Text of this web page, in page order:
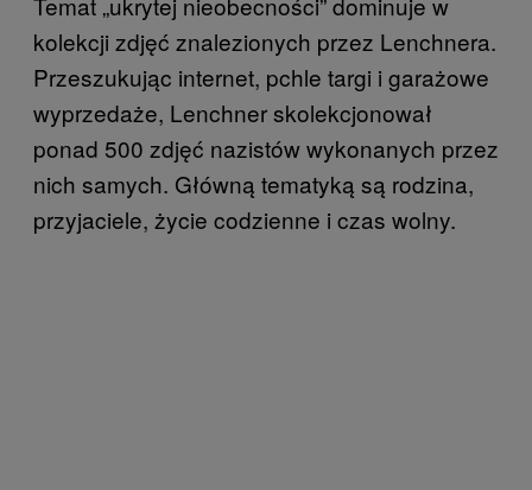
kolekcji zdjęć znalezionych przez Lenchnera.
Przeszukując internet, pchle targi i garażowe
wyprzedaże, Lenchner skolekcjonował
ponad 500 zdjęć nazistów wykonanych przez
nich samych. Główną tematyką są rodzina,
przyjaciele, życie codzienne i czas wolny.